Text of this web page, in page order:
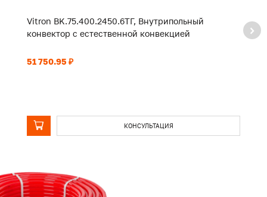
Vitron BK.75.400.2450.6ТГ, Внутрипольный
конвектор с естественной конвекцией
51 750.95 ₽
КОНСУЛЬТАЦИЯ